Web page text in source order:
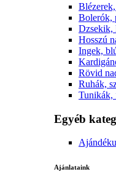
Bolerók,
Dzsekik,
Hosszú
Ingek,
Rövid
Ruhák,
Tunikák,
Egyéb
Ajánlataink